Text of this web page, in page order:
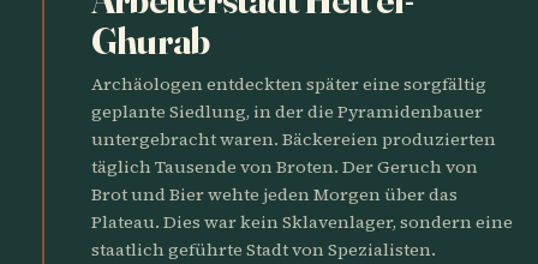
Ghurab
Archäologen entdeckten später eine sorgfältig
geplante Siedlung, in der die Pyramidenbauer
untergebracht waren. Bäckereien produzierten
täglich Tausende von Broten. Der Geruch von
Brot und Bier wehte jeden Morgen über das
Plateau. Dies war kein Sklavenlager, sondern eine
staatlich geführte Stadt von Spezialisten.